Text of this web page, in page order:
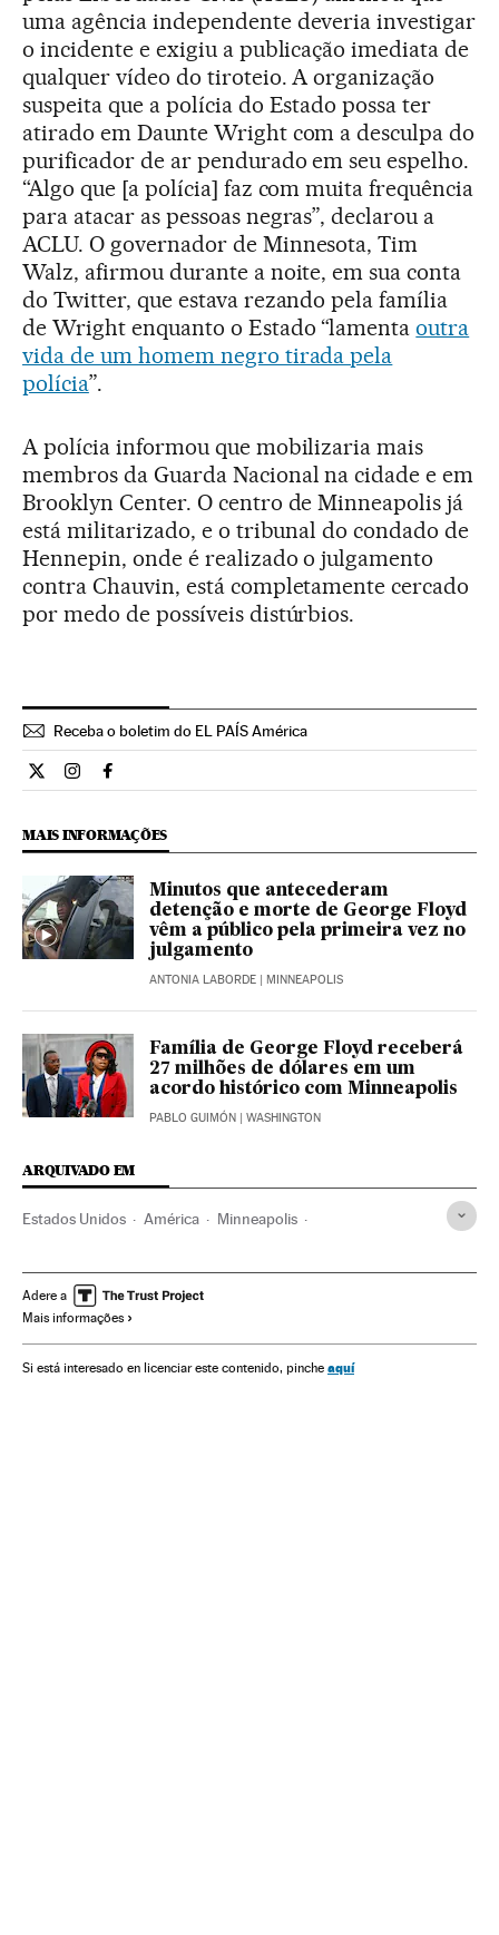
uma agência independente deveria investigar
o incidente e exigiu a publicação imediata de
qualquer vídeo do tiroteio. A organização
suspeita que a polícia do Estado possa ter
atirado em Daunte Wright com a desculpa do
purificador de ar pendurado em seu espelho.
“Algo que [a polícia] faz com muita frequência
para atacar as pessoas negras”, declarou a
ACLU. O governador de Minnesota, Tim
Walz, afirmou durante a noite, em sua conta
do Twitter, que estava rezando pela família
de Wright enquanto o Estado “lamentaoutra
vida de um homem negro tirada pela
polícia”.
A polícia informou que mobilizaria mais
membros da Guarda Nacional na cidade e em
Brooklyn Center. O centro de Minneapolis já
está militarizado, e o tribunal do condado de
Hennepin, onde é realizado o julgamento
contra Chauvin, está completamente cercado
por medo de possíveis distúrbios.
Receba o boletim do EL PAÍS América
Internacional El País Brasil en Twitter
Internacional El País Brasil en Instagram
Internacional El País Brasil en Facebook
MAIS INFORMAÇÕES
Minutos que antecederam
detenção e morte de George Floyd
vêm a público pela primeira vez no
julgamento
ANTONIA LABORDE | MINNEAPOLIS
Família de George Floyd receberá
27 milhões de dólares em um
acordo histórico com Minneapolis
PABLO GUIMÓN | WASHINGTON
ARQUIVADO EM
Estados Unidos América Minneapolis
Abuso policial Protestas sociales
Delitos odio
Adere a
Mais informações
Si está interesado en licenciar este contenido, pinche aquí